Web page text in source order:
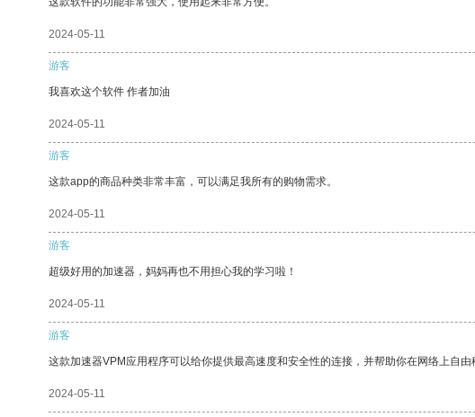
2024-05-11
游客
我喜欢这个软件 作者加油
2024-05-11
游客
这款app的商品种类非常丰富，可以满足我所有的购物需求。
2024-05-11
游客
超级好用的加速器，妈妈再也不用担心我的学习啦！
2024-05-11
游客
这款加速器VPM应用程序可以给你提供最高速度和安全性的连接，并帮助你在网络上自由
2024-05-11